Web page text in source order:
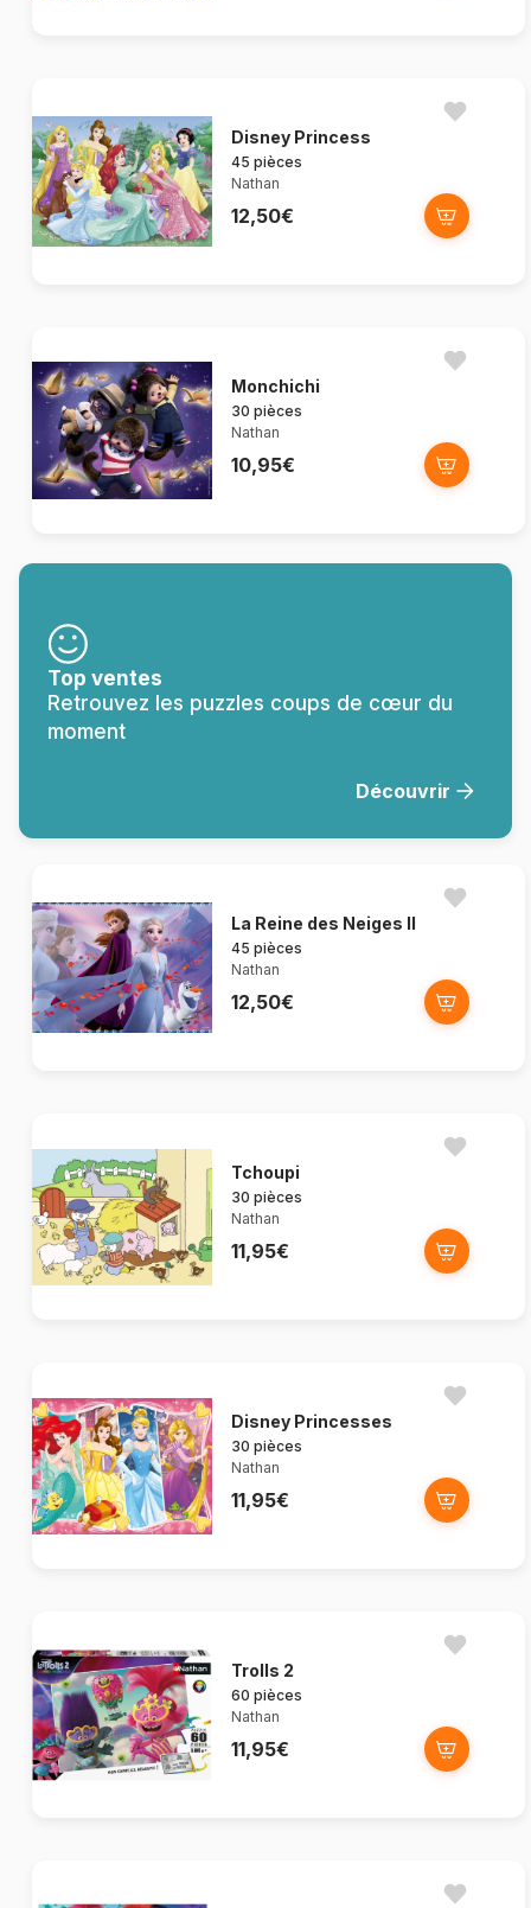
Disney Princess
45 pièces
Nathan
12,50€
Monchichi
30 pièces
Nathan
10,95€
Top ventes
Retrouvez les puzzles coups de cœur du
moment
Découvrir
La Reine des Neiges II
45 pièces
Nathan
12,50€
Tchoupi
30 pièces
Nathan
11,95€
Disney Princesses
30 pièces
Nathan
11,95€
Trolls 2
60 pièces
Nathan
11,95€